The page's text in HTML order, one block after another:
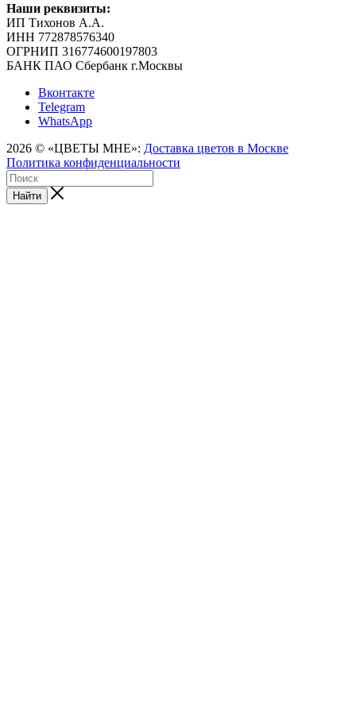
Наши реквизиты:
ИП Тихонов А.А.
ИНН 772878576340
ОГРНИП 316774600197803
БАНК ПАО Сбербанк г.Москвы
Вконтакте
Telegram
WhatsApp
2026 © «ЦВЕТЫ МНЕ»: Доставка цветов в Москве
Политика конфиденциальности
Найти